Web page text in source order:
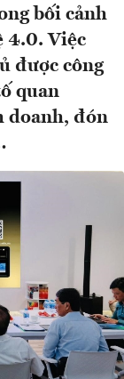
bối cảnh
4.0. Việc
được công
quan
doanh, đón